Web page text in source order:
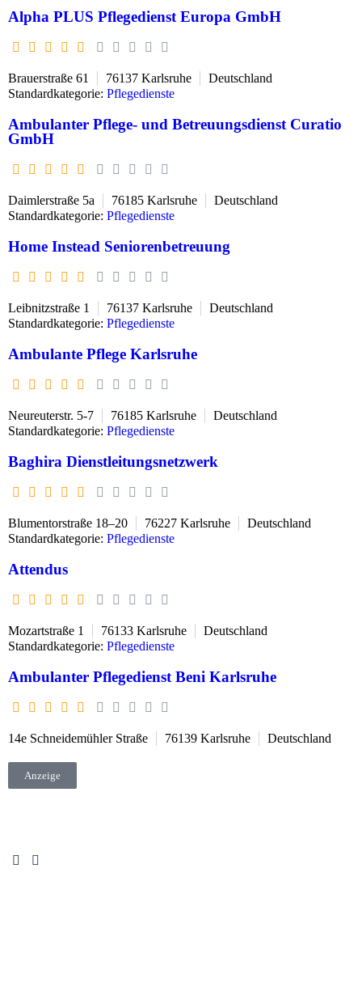
Alpha PLUS Pflegedienst Europa GmbH
Brauerstraße 61 76137 Karlsruhe
Deutschland
Standardkategorie: Pflegedienste
Ambulanter Pflege- und Betreuungsdienst Curatio
GmbH
Daimlerstraße 5a 76185 Karlsruhe
Deutschland
Standardkategorie: Pflegedienste
Home Instead Seniorenbetreuung
Leibnitzstraße 1 76137 Karlsruhe
Deutschland
Standardkategorie: Pflegedienste
Ambulante Pflege Karlsruhe
Neureuterstr. 5-7 76185 Karlsruhe
Deutschland
Standardkategorie: Pflegedienste
Baghira Dienstleitungsnetzwerk
Blumentorstraße 18–20 76227 Karlsruhe
Deutschland
Standardkategorie: Pflegedienste
Attendus
Mozartstraße 1 76133 Karlsruhe
Deutschland
Standardkategorie: Pflegedienste
Ambulanter Pflegedienst Beni Karlsruhe
14e Schneidemühler Straße 76139 Karlsruhe Deutschland
Anzeige